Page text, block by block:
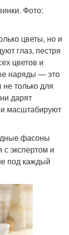
Фото:
цветы, но и
глаз, пестря
цветов и
наряды — это
только для
дарят
и масштабируют
фасоны
экспертом и
под каждый